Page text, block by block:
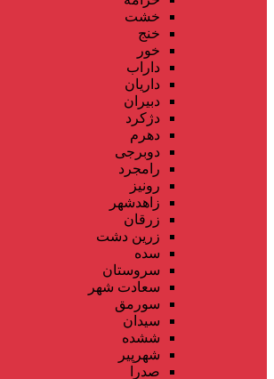
خشت
خنج
خور
داراب
داریان
دبیران
دژکرد
دهرم
دوبرجی
رامجرد
رونیز
زاهدشهر
زرقان
زرین دشت
سده
سروستان
سعادت شهر
سورمق
سیدان
ششده
شهرپیر
صدرا